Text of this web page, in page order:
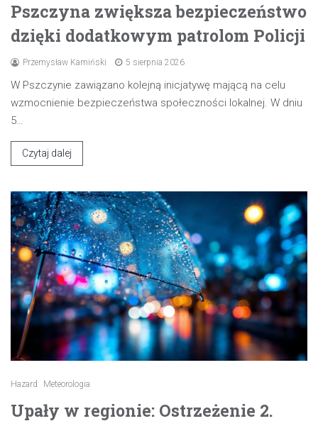
Pszczyna zwiększa bezpieczeństwo
dzięki dodatkowym patrolom Policji
Przemysław Kamiński 5 sierpnia 2026
W Pszczynie zawiązano kolejną inicjatywę mającą na celu
wzmocnienie bezpieczeństwa społeczności lokalnej. W dniu
5…
Czytaj dalej
Hazard Meteorologia
Upały w regionie: Ostrzeżenie 2.